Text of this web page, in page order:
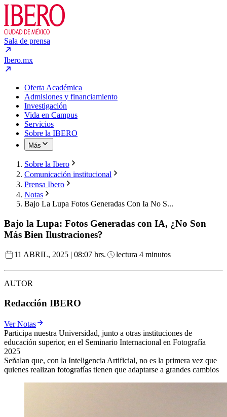
Sala de prensa
Ibero.mx
Oferta Académica
Admisiones y financiamiento
Investigación
Vida en Campus
Servicios
Sobre la IBERO
Más
Sobre la Ibero
Comunicación institucional
Prensa Ibero
Notas
Bajo La Lupa Fotos Generadas Con Ia No S...
Bajo la Lupa: Fotos Generadas con IA, ¿No Son
Más Bien Ilustraciones?
11 ABRIL, 2025 | 08:07 hrs. lectura 4 minutos
AUTOR
Redacción IBERO
Ver Notas
Participa nuestra Universidad, junto a otras instituciones de
educación superior, en el Seminario Internacional en Fotografía
2025
Señalan que, con la Inteligencia Artificial, no es la primera vez que
quienes realizan fotografías tienen que adaptarse a grandes cambios